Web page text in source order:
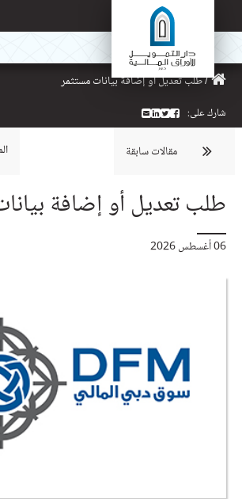
/طلب تعديل أو إضافة بيانات مستثمر
شارك على:
مقالات سابقة
طلب تعديل أو إضافة
06 أغسطس 2026